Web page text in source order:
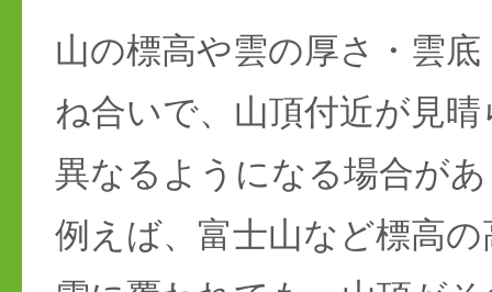
山の標高や雲の厚さ・雲
ね合いで、山頂付近が見
異なるようになる場合が
例えば、富士山など標高